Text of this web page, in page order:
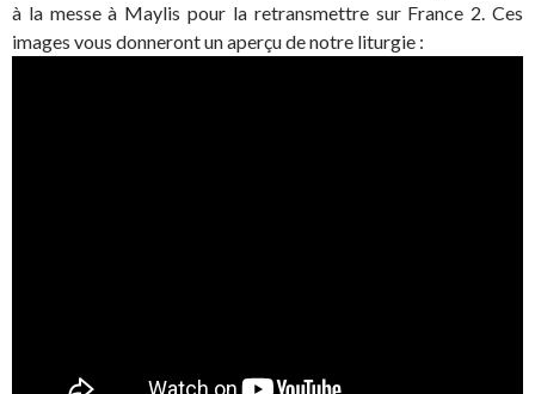
à la messe à Maylis pour la retransmettre sur France 2. Ces
images vous donneront un aperçu de notre liturgie :